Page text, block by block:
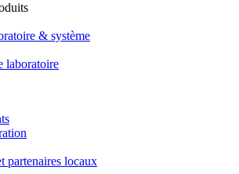
& système
laboratoire
partenaires locaux